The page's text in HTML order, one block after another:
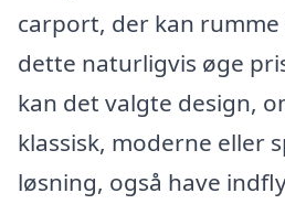
carport, der kan
dette naturligvis øge
kan det valgte design,
klassisk, moderne eller
løsning, også have